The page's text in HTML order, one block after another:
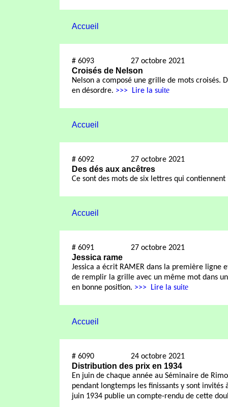
Accueil
# 6093 27 octobre 2021
Croisés de Nelson
Nelson a composé une grille de mots croisés.
en désordre. >>> Lire la suite
Accueil
# 6092 27 octobre 2021
Des dés aux ancêtres
Ce sont des mots de six lettres qui contiennent
Accueil
# 6091 27 octobre 2021
Jessica rame
Jessica a écrit RAMER dans la première
de remplir la grille avec un même mot dans
en bonne position. >>> Lire la suite
Accueil
# 6090 24 octobre 2021
Distribution des prix en 1934
En juin de chaque année au Séminaire de
pendant longtemps les finissants y sont
juin 1934 publie un compte-rendu de cette